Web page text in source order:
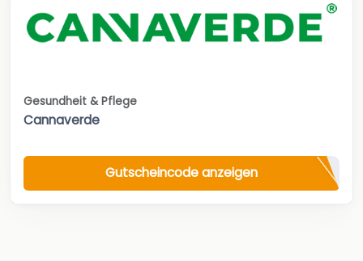
Gesundheit & Pflege
Cannaverde
Gutscheincode anzeigen